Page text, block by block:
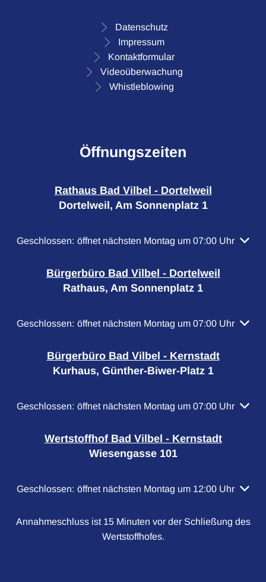
Datenschutz
Impressum
Kontaktformular
Videoüberwachung
Whistleblowing
Öffnungszeiten
Rathaus Bad Vilbel - Dortelweil
Dortelweil, Am Sonnenplatz 1
Klicken, um weitere Öffnungs- oder Schließzeiten
Geschlossen: öffnet nächsten Montag um 07:00 Uhr
Bürgerbüro Bad Vilbel - Dortelweil
Rathaus, Am Sonnenplatz 1
Klicken, um weitere Öffnungs- oder Schließzeiten
Geschlossen: öffnet nächsten Montag um 07:00 Uhr
Bürgerbüro Bad Vilbel - Kernstadt
Kurhaus, Günther-Biwer-Platz 1
Klicken, um weitere Öffnungs- oder Schließzeiten
Geschlossen: öffnet nächsten Montag um 07:00 Uhr
Wertstoffhof Bad Vilbel - Kernstadt
Wiesengasse 101
Klicken, um weitere Öffnungs- oder Schließzeiten
Geschlossen: öffnet nächsten Montag um 12:00 Uhr
Annahmeschluss ist 15 Minuten vor der Schließung des
Wertstoffhofes.